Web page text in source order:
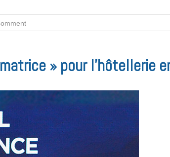
» pour l’hôtellerie